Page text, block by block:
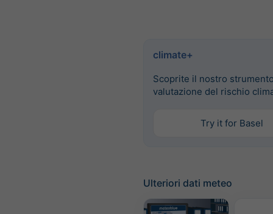
climate+
Scoprite il nostro
valutazione del rischio
Try it for Basel
Ulteriori dati meteo